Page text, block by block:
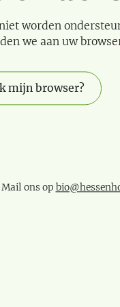
worden
we aan uw
mijn browser?
ons op